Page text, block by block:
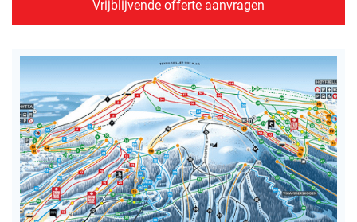
Vrijblijvende offerte aanvragen